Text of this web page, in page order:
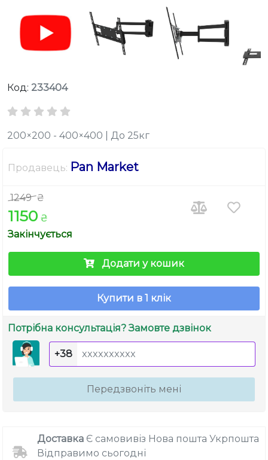
Код: 233404
200×200 - 400×400 | До 25кг
Продавець: Pan Market
1249 ₴
1150 ₴
Закінчується
Додати у кошик
Купити в 1 клік
Потрібна консультація? Замовте дзвінок
+38
Передзвоніть мені
Доставка Є самовивіз Нова пошта Укрпошта
Відправимо сьогодні